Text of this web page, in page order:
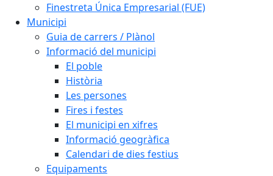
Finestreta Única Empresarial (FUE)
Municipi
Guia de carrers / Plànol
Informació del municipi
El poble
Història
Les persones
Fires i festes
El municipi en xifres
Informació geogràfica
Calendari de dies festius
Equipaments